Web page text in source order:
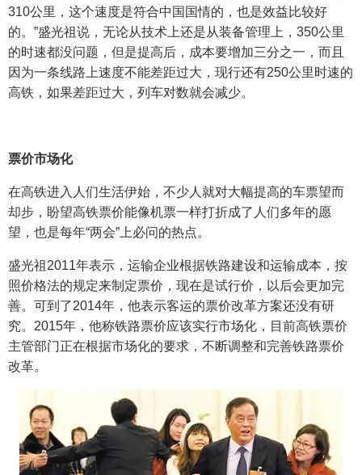
310公里，这个速度是符合中国国情的，也是效益比较好
的。”盛光祖说，无论从技术上还是从装备管理上，350公里
的时速都没问题，但是提高后，成本要增加三分之一，而且
因为一条线路上速度不能差距过大，现行还有250公里时速的
高铁，如果差距过大，列车对数就会减少。
票价市场化
在高铁进入人们生活伊始，不少人就对大幅提高的车票望而
却步，盼望高铁票价能像机票一样打折成了人们多年的愿
望，也是每年“两会”上必问的热点。
盛光祖2011年表示，运输企业根据铁路建设和运输成本，按
照价格法的规定来制定票价，现在是试行价，以后会更加完
善。可到了2014年，他表示客运的票价改革方案还没有研
究。2015年，他称铁路票价应该实行市场化，目前高铁票价
主管部门正在根据市场化的要求，不断调整和完善铁路票价
改革。